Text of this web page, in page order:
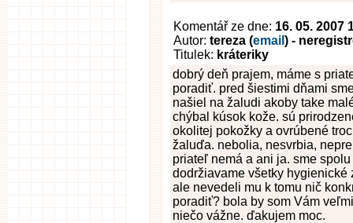
Komentář ze dne: 16. 05. 2007
Autor: tereza (email ) -
Titulek: kráteriky
dobrý deň prajem, máme s
poradiť. pred šiestimi dňami
našiel na žaludi akoby take
chýbal kúsok kože. sú
okolitej pokožky a ovrúbené
žaluďa. nebolia, nesvrbia,
priateľ nemá a ani ja. sme
dodržiavame všetky hygienické
ale nevedeli mu k tomu nič
poradiť? bola by som Vám
niečo vážne. ďakujem moc.